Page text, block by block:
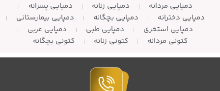
دمپایی مردانه دمپایی زنانه
دمپایی پسرانه
دمپایی دخترانه
دمپایی بچگانه
دمپایی بیمارستانی
دمپایی استخری
دمپایی طبی
دمپایی عربی
کتونی مردانه
کتونی زنانه کتونی بچگانه